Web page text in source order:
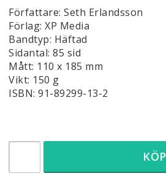
Författare: Seth Erlandsson
Förlag: XP Media
Bandtyp: Häftad
Sidantal: 85 sid
Mått: 110 x 185 mm
Vikt: 150 g
ISBN: 91-89299-13-2
KÖP